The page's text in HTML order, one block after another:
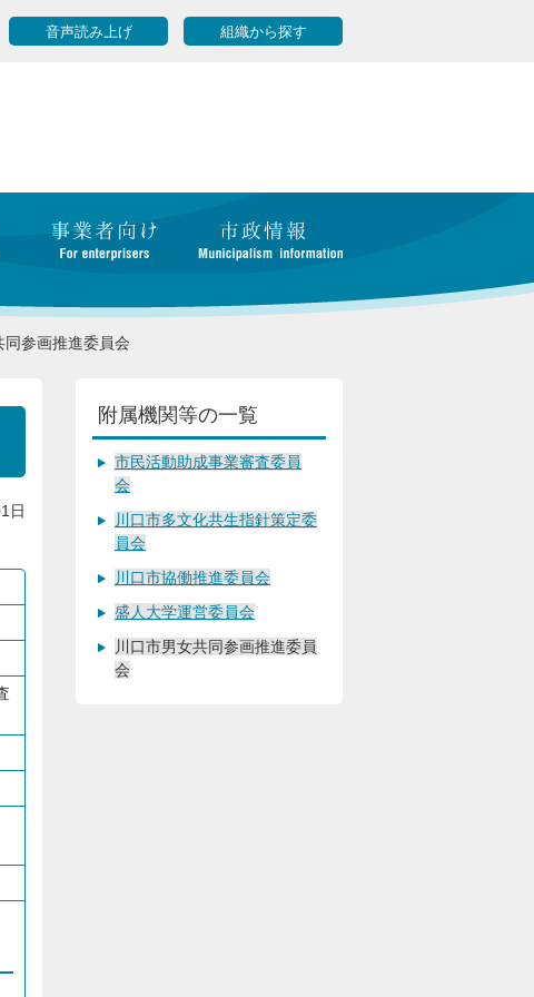
音声読み上げ 組織から探す
同参画推進委員会
日
附属機関等の一覧
市民活動助成事業審査委員
会
川口市多文化共生指針策定委
員会
川口市協働推進委員会
盛人大学運営委員会
川口市男女共同参画推進委員
会